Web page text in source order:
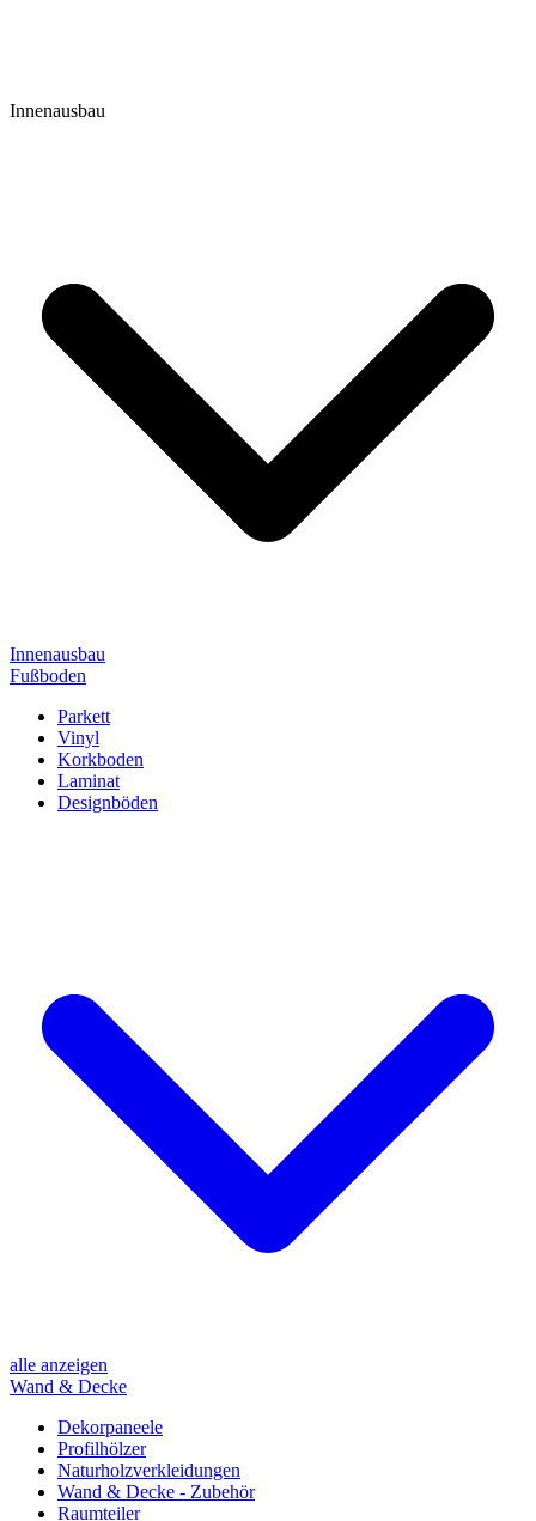
Innenausbau
Innenausbau
Fußboden
Parkett
Vinyl
Korkboden
Laminat
Designböden
alle anzeigen
Wand & Decke
Dekorpaneele
Profilhölzer
Naturholzverkleidungen
Wand & Decke - Zubehör
Raumteiler